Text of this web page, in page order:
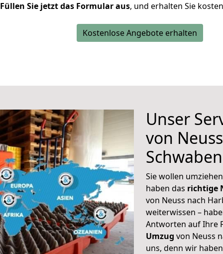
Füllen Sie jetzt das Formular aus, und erhalten Sie
Kostenlose Angebote erhalten
Unser
von
Schwaben
Sie wollen
haben das richtige
von Neuss nach
weiterwissen –
Antworten auf Ihre
Umzug von Neuss
uns, denn wir